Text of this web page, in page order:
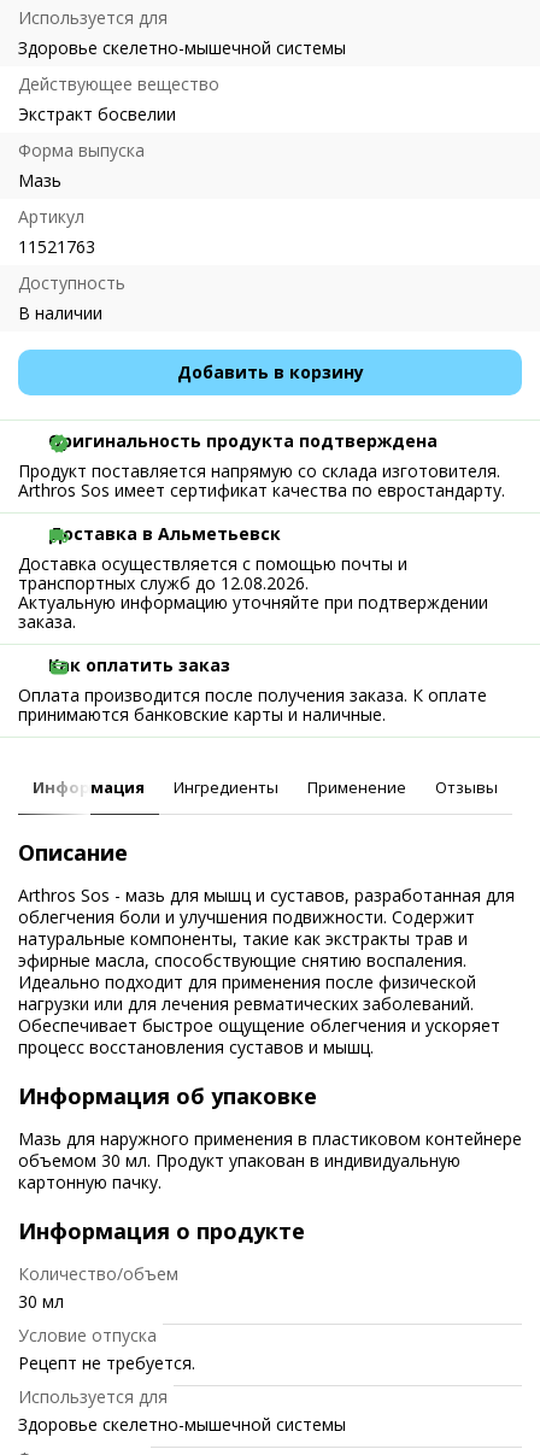
Используется для
Здоровье скелетно-мышечной системы
Действующее вещество
Экстракт босвелии
Форма выпуска
Мазь
Артикул
11521763
Доступность
В наличии
Добавить в корзину
Оригинальность продукта подтверждена
Продукт поставляется напрямую со склада изготовителя.
Arthros Sos имеет сертификат качества по евростандарту.
Доставка в Альметьевск
Доставка осуществляется с помощью почты и
транспортных служб до 12.08.2026.
Актуальную информацию уточняйте при подтверждении
заказа.
Как оплатить заказ
Оплата производится после получения заказа. К оплате
принимаются банковские карты и наличные.
Информация Ингредиенты Применение Отзывы
Описание
Arthros Sos - мазь для мышц и суставов, разработанная для
облегчения боли и улучшения подвижности. Содержит
натуральные компоненты, такие как экстракты трав и
эфирные масла, способствующие снятию воспаления.
Идеально подходит для применения после физической
нагрузки или для лечения ревматических заболеваний.
Обеспечивает быстрое ощущение облегчения и ускоряет
процесс восстановления суставов и мышц.
Информация об упаковке
Мазь для наружного применения в пластиковом контейнере
объемом 30 мл. Продукт упакован в индивидуальную
картонную пачку.
Информация о продукте
Количество/объем
30 мл
Условие отпуска
Рецепт не требуется.
Используется для
Здоровье скелетно-мышечной системы